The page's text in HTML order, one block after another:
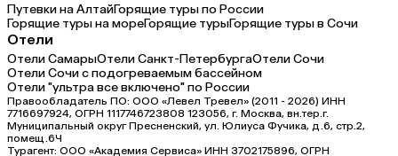
Путевки на АлтайГорящие туры по России
Горящие туры на мореГорящие турыГорящие туры в Сочи
Отели
Отели СамарыОтели Санкт-ПетербургаОтели Сочи
Отели Сочи с подогреваемым бассейном
Отели "ультра все включено" по России
Правообладатель ПО: ООО «Левел Тревел» (2011 - 2026) ИНН
7716697924, ОГРН 1117746723808 123056, г. Москва, вн.тер.г.
Муниципальный округ Пресненский, ул. Юлиуса Фучика, д.6, стр.2,
помещ.6Ч
Турагент: ООО «Академия Сервиса» ИНН 3702175896, ОГРН